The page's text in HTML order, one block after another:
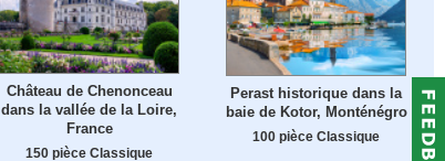
Château de Chenonceau
dans la vallée de la Loire,
France
150 pièce Classique
Perast historique dans la
baie de Kotor, Monténégro
100 pièce Classique